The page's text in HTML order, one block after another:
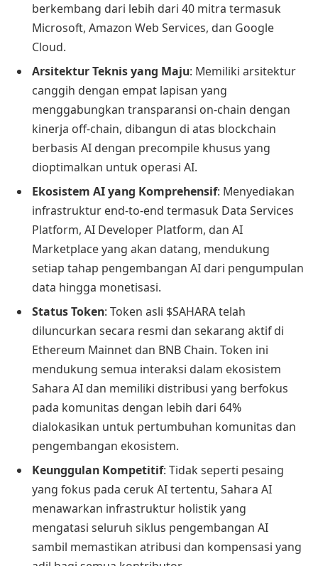
berkembang dari lebih dari 40 mitra termasuk
Microsoft, Amazon Web Services, dan Google
Cloud.
Arsitektur Teknis yang Maju: Memiliki arsitektur
canggih dengan empat lapisan yang
menggabungkan transparansi on-chain dengan
kinerja off-chain, dibangun di atas blockchain
berbasis AI dengan precompile khusus yang
dioptimalkan untuk operasi AI.
Ekosistem AI yang Komprehensif: Menyediakan
infrastruktur end-to-end termasuk Data Services
Platform, AI Developer Platform, dan AI
Marketplace yang akan datang, mendukung
setiap tahap pengembangan AI dari pengumpulan
data hingga monetisasi.
Status Token: Token asli $SAHARA telah
diluncurkan secara resmi dan sekarang aktif di
Ethereum Mainnet dan BNB Chain. Token ini
mendukung semua interaksi dalam ekosistem
Sahara AI dan memiliki distribusi yang berfokus
pada komunitas dengan lebih dari 64%
dialokasikan untuk pertumbuhan komunitas dan
pengembangan ekosistem.
Keunggulan Kompetitif: Tidak seperti pesaing
yang fokus pada ceruk AI tertentu, Sahara AI
menawarkan infrastruktur holistik yang
mengatasi seluruh siklus pengembangan AI
sambil memastikan atribusi dan kompensasi yang